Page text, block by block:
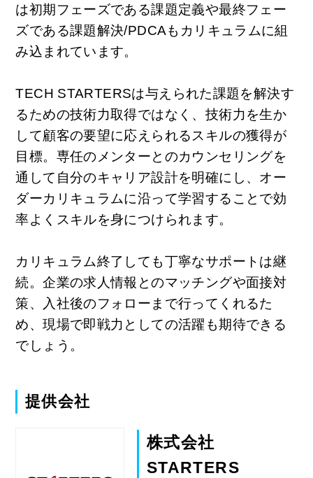
は初期フェーズである課題定義や最終フェー
ズである課題解決/PDCAもカリキュラムに組
み込まれています。
TECH STARTERSは与えられた課題を解決す
るための技術力取得ではなく、技術力を生か
して顧客の要望に応えられるスキルの獲得が
目標。専任のメンターとのカウンセリングを
通して自分のキャリア設計を明確にし、オー
ダーカリキュラムに沿って学習することで効
率よくスキルを身につけられます。
カリキュラム終了しても丁寧なサポートは継
続。企業の求人情報とのマッチングや面接対
策、入社後のフォローまで行ってくれるた
め、現場で即戦力としての活躍も期待できる
でしょう。
提供会社
株式会社
STARTERS